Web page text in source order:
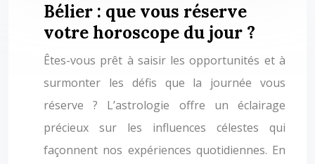
Bélier : que vous réserve
votre horoscope du jour ?
Êtes-vous prêt à saisir les opportunités et à
surmonter les défis que la journée vous
réserve ? L’astrologie offre un éclairage
précieux sur les influences célestes qui
façonnent nos expériences quotidiennes. En